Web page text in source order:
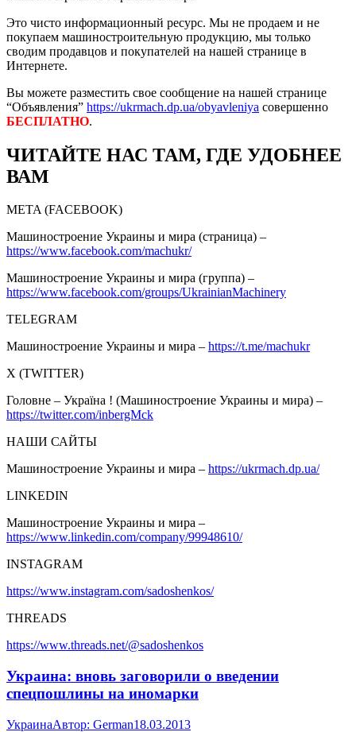
Это чисто информационный ресурс. Мы не продаем и не
покупаем машиностроительную продукцию, мы только
сводим продавцов и покупателей на нашей странице в
Интернете.
Вы можете разместить свое сообщение на нашей странице
“Объявления” https://ukrmach.dp.ua/obyavleniya совершенно
БЕСПЛАТНО.
ЧИТАЙТЕ НАС ТАМ, ГДЕ УДОБНЕЕ
ВАМ
META (FACEBOOK)
Машиностроение Украины и мира (страница) –
https://www.facebook.com/machukr/
Машиностроение Украины и мира (группа) –
https://www.facebook.com/groups/UkrainianMachinery
TELEGRAM
Машиностроение Украины и мира – https://t.me/machukr
Х (TWITTER)
Головне – Україна ! (Машиностроение Украины и мира) –
https://twitter.com/inbergMck
НАШИ САЙТЫ
Машиностроение Украины и мира – https://ukrmach.dp.ua/
LINKEDIN
Машиностроение Украины и мира –
https://www.linkedin.com/company/99948610/
INSTAGRAM
https://www.instagram.com/sadoshenkos/
THREADS
https://www.threads.net/@sadoshenkos
Украина: вновь заговорили о введении
спецпошлины на иномарки
УкраинаАвтор: German18.03.2013